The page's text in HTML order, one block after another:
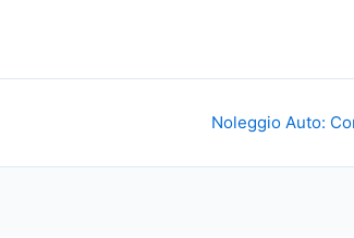
Noleggio Auto: